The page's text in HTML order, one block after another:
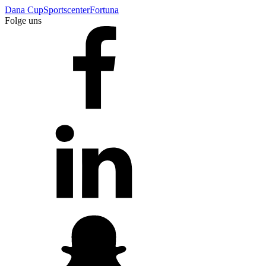
Dana CupSportscenterFortuna
Folge uns